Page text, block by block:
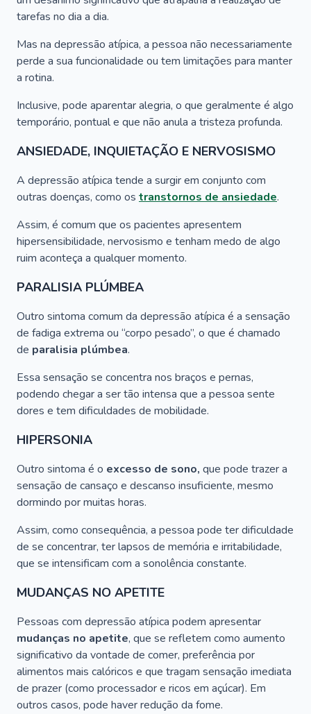
tarefas no dia a dia.
Mas na depressão atípica, a pessoa não necessariamente
perde a sua funcionalidade ou tem limitações para manter
a rotina.
Inclusive, pode aparentar alegria, o que geralmente é algo
temporário, pontual e que não anula a tristeza profunda.
ANSIEDADE, INQUIETAÇÃO E NERVOSISMO
A depressão atípica tende a surgir em conjunto com
outras doenças, como os transtornos de ansiedade.
Assim, é comum que os pacientes apresentem
hipersensibilidade, nervosismo e tenham medo de algo
ruim aconteça a qualquer momento.
PARALISIA PLÚMBEA
Outro sintoma comum da depressão atípica é a sensação
de fadiga extrema ou “corpo pesado”, o que é chamado
de paralisia plúmbea.
Essa sensação se concentra nos braços e pernas,
podendo chegar a ser tão intensa que a pessoa sente
dores e tem dificuldades de mobilidade.
HIPERSONIA
Outro sintoma é o excesso de sono, que pode trazer a
sensação de cansaço e descanso insuficiente, mesmo
dormindo por muitas horas.
Assim, como consequência, a pessoa pode ter dificuldade
de se concentrar, ter lapsos de memória e irritabilidade,
que se intensificam com a sonolência constante.
MUDANÇAS NO APETITE
Pessoas com depressão atípica podem apresentar
mudanças no apetite, que se refletem como aumento
significativo da vontade de comer, preferência por
alimentos mais calóricos e que tragam sensação imediata
de prazer (como processador e ricos em açúcar). Em
outros casos, pode haver redução da fome.